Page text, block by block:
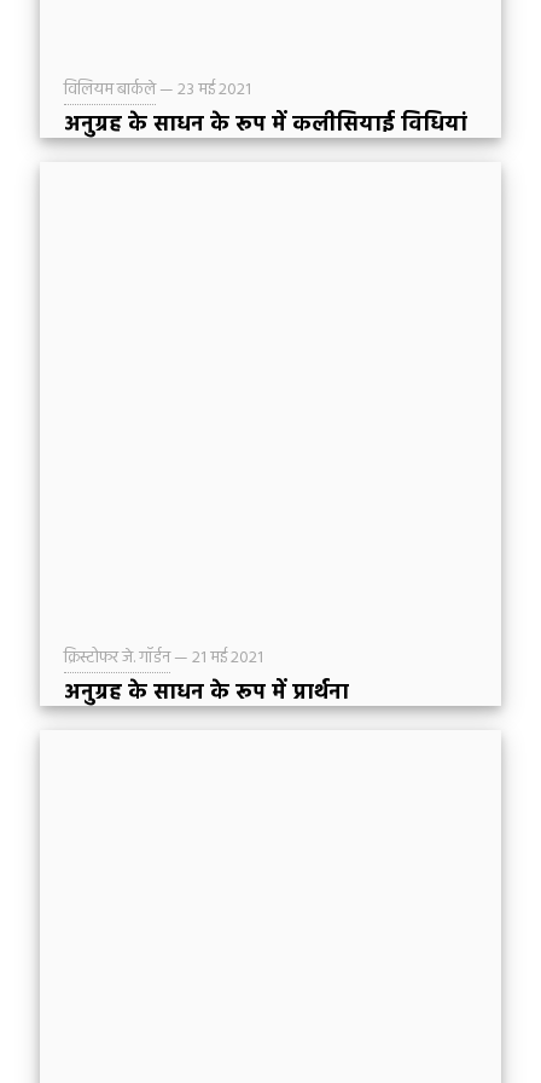
विलियम बार्कले—23 मई 2021
अनुग्रह के साधन के रूप में कलीसियाई विधियां
क्रिस्टोफर जे. गॉर्डन—21 मई 2021
अनुग्रह के साधन के रूप में प्रार्थना